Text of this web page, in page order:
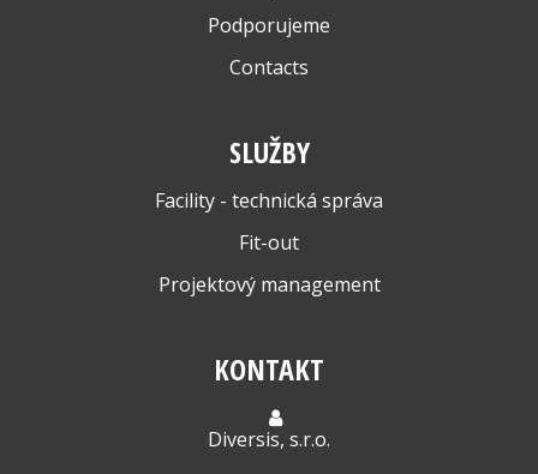
Podporujeme
Contacts
SLUŽBY
Facility - technická správa
Fit-out
Projektový management
KONTAKT
Diversis, s.r.o.